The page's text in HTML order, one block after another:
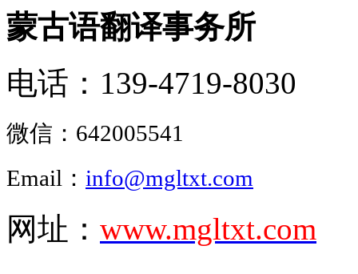
蒙古语翻译事务所
电话：139-4719-8030
微信： 642005541
Email： info@mgltxt.com
网址： www.mgltxt.com